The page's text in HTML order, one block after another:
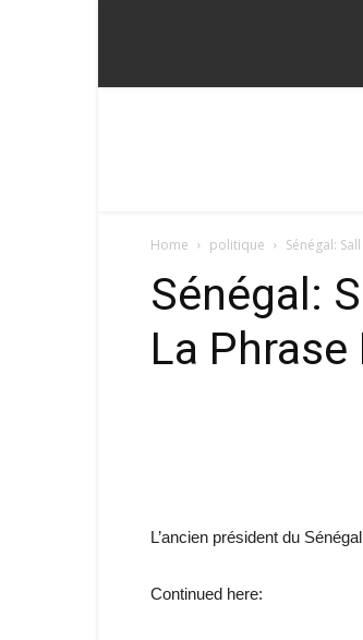
Home politique Sénégal:
Sénégal:
La
L’ancien président du
Continued here: